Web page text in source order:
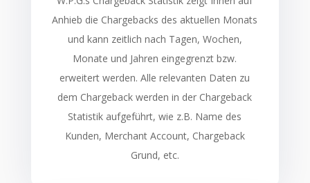
Anhieb die Chargebacks des aktuellen Monats
und kann zeitlich nach Tagen, Wochen,
Monate und Jahren eingegrenzt bzw.
erweitert werden. Alle relevanten Daten zu
dem Chargeback werden in der Chargeback
Statistik aufgeführt, wie z.B. Name des
Kunden, Merchant Account, Chargeback
Grund, etc.